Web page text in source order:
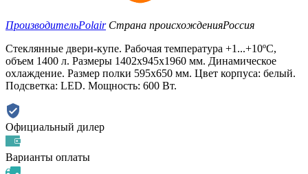
ПроизводительPolair Страна происхожденияРоссия
Стеклянные двери-купе. Рабочая температура +1...+10ºС,
объем 1400 л. Размеры 1402х945х1960 мм. Динамическое
охлаждение. Размер полки 595х650 мм. Цвет корпуса: белый.
Подсветка: LED. Мощность: 600 Вт.
Официальный дилер
Варианты оплаты